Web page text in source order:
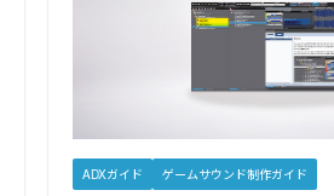
ADXガイド ゲームサウンド制作ガイド